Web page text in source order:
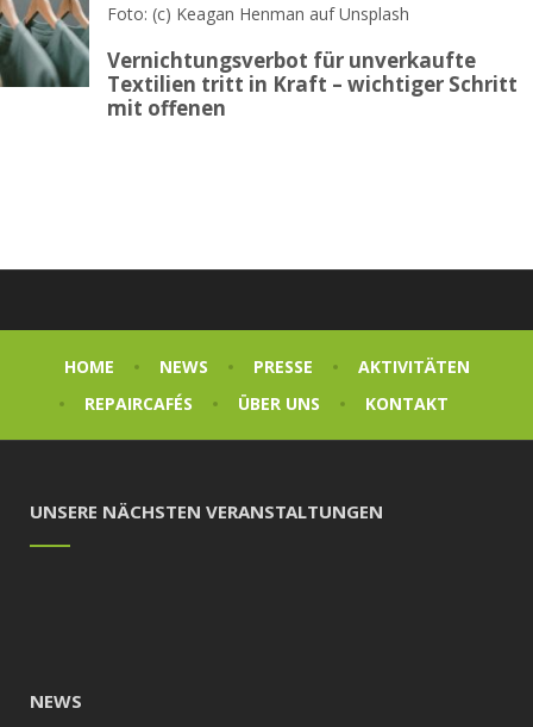
Foto: (c) Keagan Henman auf Unsplash
Vernichtungsverbot für unverkaufte
Textilien tritt in Kraft – wichtiger Schritt
mit offenen
HOME NEWS PRESSE
AKTIVITÄTEN
REPAIRCAFÉS
ÜBER UNS KONTAKT
UNSERE NÄCHSTEN VERANSTALTUNGEN
NEWS